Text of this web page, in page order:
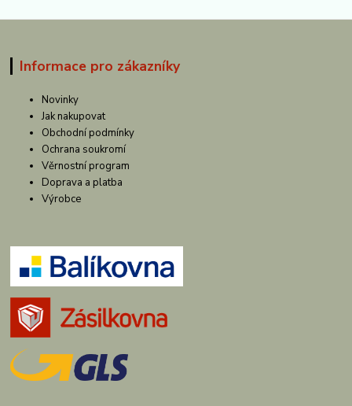
Informace pro zákazníky
Novinky
Jak nakupovat
Obchodní podmínky
Ochrana soukromí
Věrnostní program
Doprava a platba
Výrobce